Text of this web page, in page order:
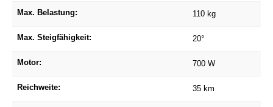
Max. Belastung: 110 kg
Max. Steigfähigkeit: 20°
Motor: 700 W
Reichweite: 35 km